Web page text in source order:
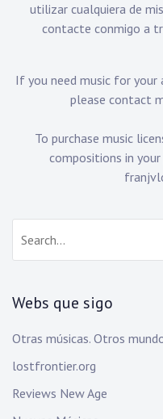
utilizar cualquiera de
contacte conmigo a
If you need music for
please contact
To purchase music
compositions in
Webs que sigo
Otras músicas. Otros
lostfrontier.org
Reviews New Age